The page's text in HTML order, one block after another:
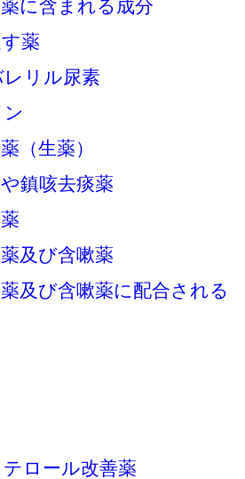
に含まれる成分
薬
リル尿素
（生薬）
鎮咳去痰薬
及び含嗽薬
及び含嗽薬に配合される
ロール改善薬